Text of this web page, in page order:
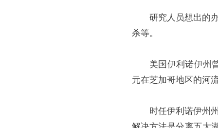
研究人员想出的
杀等。
美国伊利诺伊州
元在芝加哥地区的河
时任伊利诺伊州